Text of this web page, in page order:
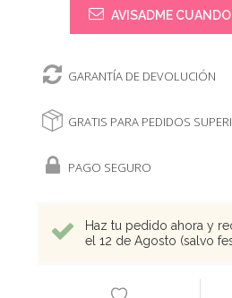
AVISADME
GARANTÍA DE DEVOLUCIÓN
GRATIS PARA PEDIDOS
PAGO SEGURO
Haz tu pedido ahora y
el 12 de Agosto (salvo